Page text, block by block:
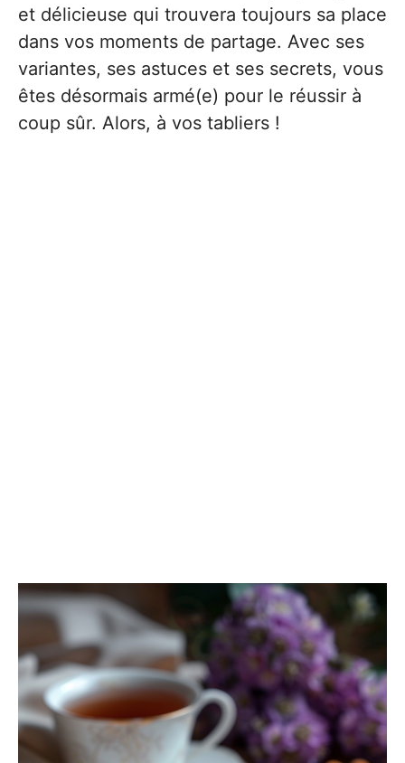
et délicieuse qui trouvera toujours sa place
dans vos moments de partage. Avec ses
variantes, ses astuces et ses secrets, vous
êtes désormais armé(e) pour le réussir à
coup sûr. Alors, à vos tabliers !